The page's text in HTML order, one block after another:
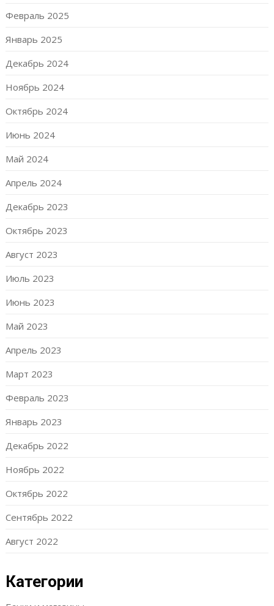
Февраль 2025
Январь 2025
Декабрь 2024
Ноябрь 2024
Октябрь 2024
Июнь 2024
Май 2024
Апрель 2024
Декабрь 2023
Октябрь 2023
Август 2023
Июль 2023
Июнь 2023
Май 2023
Апрель 2023
Март 2023
Февраль 2023
Январь 2023
Декабрь 2022
Ноябрь 2022
Октябрь 2022
Сентябрь 2022
Август 2022
Категории